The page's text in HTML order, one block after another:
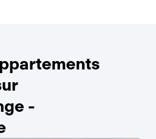
-